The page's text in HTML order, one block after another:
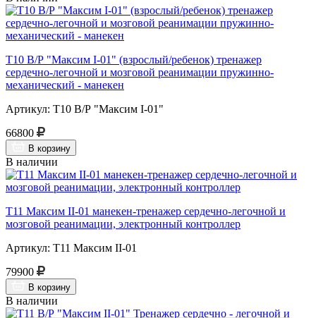
Т10 В/Р "Максим I-01" (взрослый/ребенок) тренажер
сердечно-легочной и мозговой реанимации пружинно-
механический - манекен
Артикул: Т10 В/Р "Максим I-01"
66800
В корзину
В наличии
Т11 Максим II-01 манекен-тренажер сердечно-легочной и
мозговой реанимации, электронный контроллер
Артикул: Т11 Максим II-01
79900
В корзину
В наличии